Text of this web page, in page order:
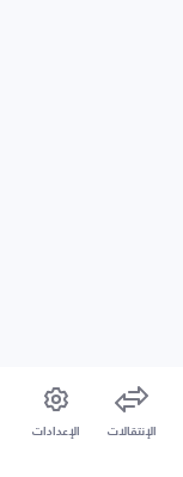
الإنتقالات الإعدادات